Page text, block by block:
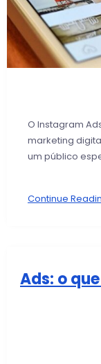
O Instagram
marketing
um público
Continue
Ads: o